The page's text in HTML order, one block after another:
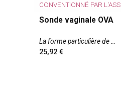
CONVENTIONNÉ PAR
Sonde vaginale OVA
La forme particulière de
25,92